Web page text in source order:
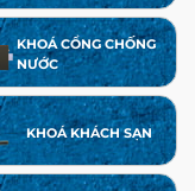
KHOÁ CỔNG CHỐNG
NƯỚC
KHOÁ KHÁCH SẠN